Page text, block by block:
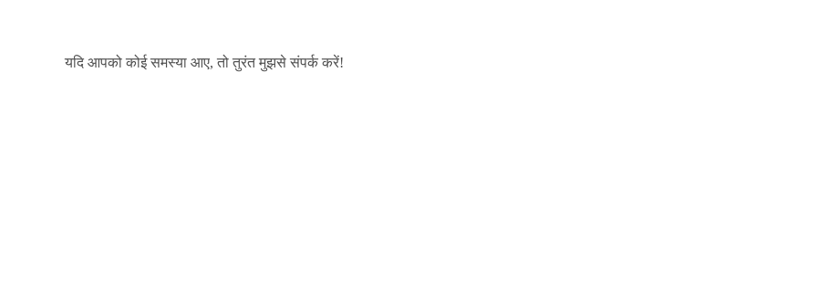
यदि आपको कोई समस्या आए, तो तुरंत मुझसे संपर्क करें!